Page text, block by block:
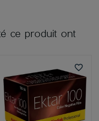
ce produit ont
favorite_border